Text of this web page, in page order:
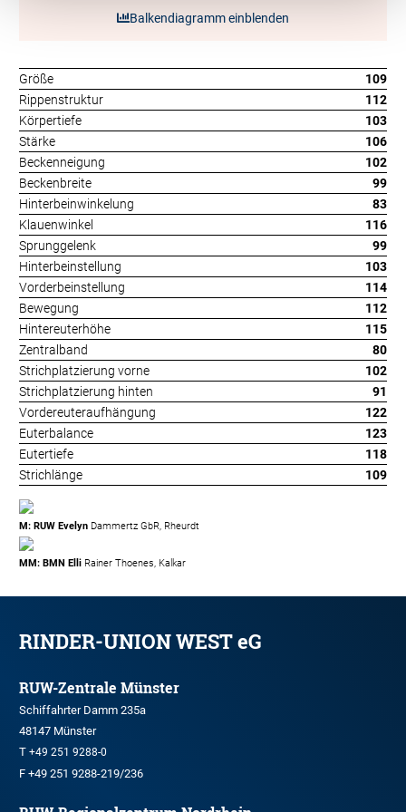
Balkendiagramm einblenden
Größe
109
Rippenstruktur
112
Körpertiefe
103
Stärke
106
Beckenneigung
102
Beckenbreite
99
Hinterbeinwinkelung
83
Klauenwinkel
116
Sprunggelenk
99
Hinterbeinstellung
103
Vorderbeinstellung
114
Bewegung
112
Hintereuterhöhe
115
Zentralband
80
Strichplatzierung vorne
102
Strichplatzierung hinten
91
Vordereuteraufhängung
122
Euterbalance
123
Eutertiefe
118
Strichlänge
109
M: RUW Evelyn Dammertz GbR, Rheurdt
MM: BMN Elli Rainer Thoenes, Kalkar
RINDER-UNION WEST eG
RUW-Zentrale Münster
Schiffahrter Damm 235a
48147 Münster
T +49 251 9288-0
F +49 251 9288-219/236